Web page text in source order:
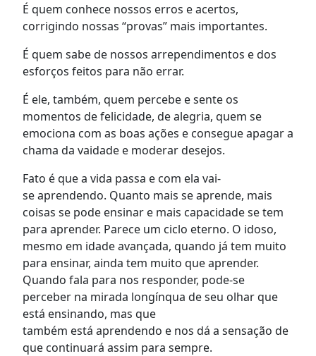
É quem conhece nossos erros e acertos,
corrigindo nossas “provas” mais importantes.
É quem sabe de nossos arrependimentos e dos
esforços feitos para não errar.
É ele, também, quem percebe e sente os
momentos de felicidade, de alegria, quem se
emociona com as boas ações e consegue apagar a
chama da vaidade e moderardesejos.
Fato é que a vida passa e com ela vai-
seaprendendo. Quanto mais se aprende, mais
coisas se pode ensinar e mais capacidade se tem
para aprender. Parece um ciclo eterno. O idoso,
mesmo em idade avançada, quando já tem muito
para ensinar, ainda tem muito que aprender.
Quando fala para nos responder, pode-se
perceber na mirada longínqua de seu olhar que
está ensinando, mas que
também está aprendendo e nos dá a sensação de
que continuará assim para sempre.